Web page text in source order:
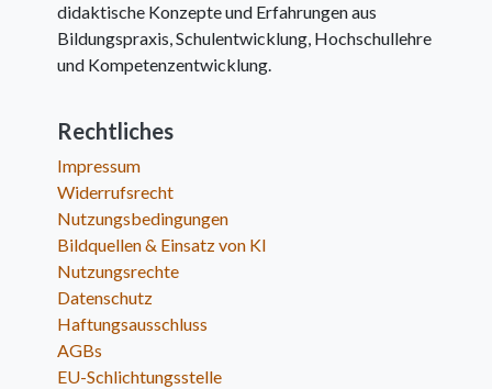
didaktische Konzepte und Erfahrungen aus
Bildungspraxis, Schulentwicklung, Hochschullehre
und Kompetenzentwicklung.
Rechtliches
Impressum
Widerrufsrecht
Nutzungsbedingungen
Bildquellen & Einsatz von KI
Nutzungsrechte
Datenschutz
Haftungsausschluss
AGBs
EU-Schlichtungsstelle